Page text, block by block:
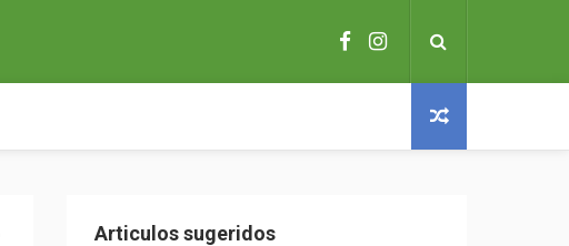
Articulos sugeridos